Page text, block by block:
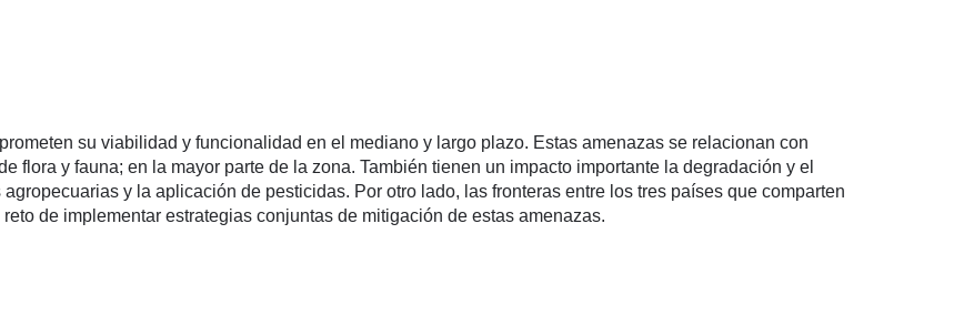
su viabilidad y funcionalidad en el mediano y largo plazo. Estas amenazas se relacionan con
flora y fauna; en la mayor parte de la zona. También tienen un impacto importante la degradación y el
y la aplicación de pesticidas. Por otro lado, las fronteras entre los tres países que comparten
de implementar estrategias conjuntas de mitigación de estas amenazas.